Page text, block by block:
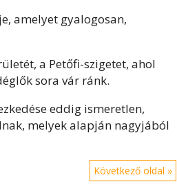
amelyet gyalogosan,
a Petőfi-szigetet, ahol
sora vár ránk.
eddig ismeretlen,
melyek alapján nagyjából
Következő oldal »